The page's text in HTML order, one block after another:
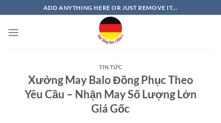
qua
nội
ADD ANYTHING HERE OR JUST REMOVE IT...
TIN TỨC
Xưởng May Balo Đồng Phục Theo
Yêu Cầu – Nhận May Số Lượng Lớn
Giá Gốc